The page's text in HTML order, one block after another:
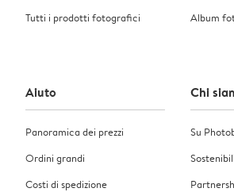
Tutti i prodotti fotografici
Album
Aiuto
Panoramica dei prezzi
Ordini grandi
Costi di spedizione
Chi
Su